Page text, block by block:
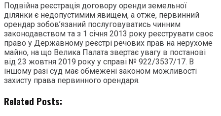
Подвійна реєстрація договору оренди земельної
ділянки є недопустимим явищем, а отже, первинний
орендар зобов’язаний послуговуватись чинним
законодавством та з 1 січня 2013 року реєструвати своє
право у Державному реєстрі речових прав на нерухоме
майно, на що Велика Палата звертає увагу в постанові
від 23 жовтня 2019 року у справі № 922/3537/17. В
іншому разі суд має обмежені законом можливості
захисту права первинного орендаря.
Related Posts: